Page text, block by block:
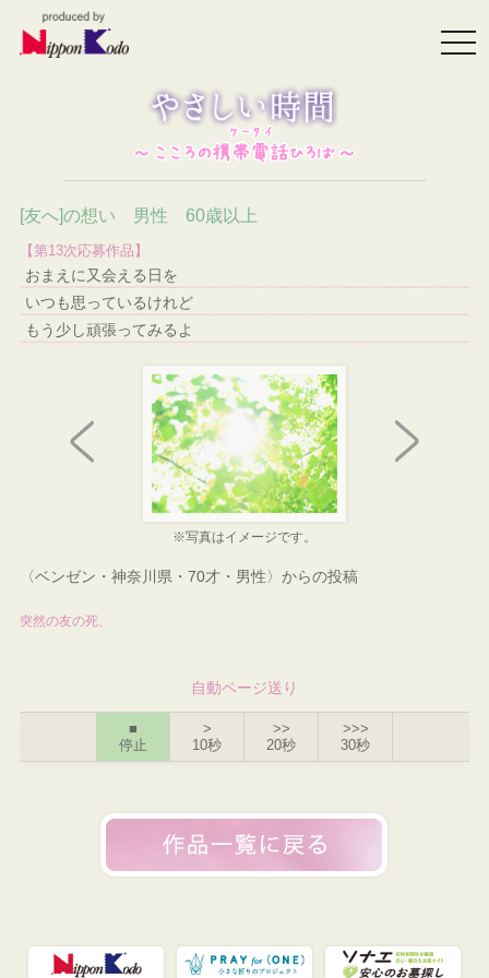
[友へ]の想い 男性 60歳以上
【第13次応募作品】
おまえに又会える日を
いつも思っているけれど
もう少し頑張ってみるよ
※写真はイメージです。
〈ベンゼン・神奈川県・70才・男性〉からの投稿
突然の友の死、
自動ページ送り
■
停止
>
10秒
>>
20秒
>>>
30秒